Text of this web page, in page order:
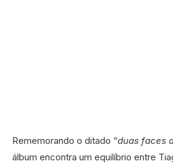
Rememorando o ditado “duas faces
álbum encontra um equilíbrio entre